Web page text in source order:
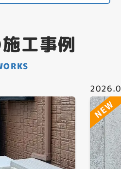
工事例